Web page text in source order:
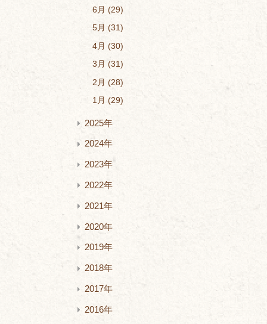
6月
29
5月
31
4月
30
3月
31
2月
28
1月
29
2025年
2024年
2023年
2022年
2021年
2020年
2019年
2018年
2017年
2016年